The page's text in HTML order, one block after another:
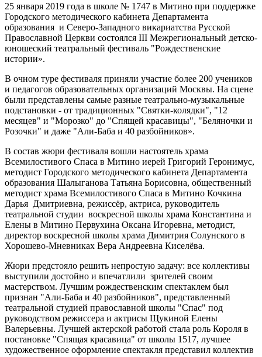
25 января 2019 года в школе № 1747 в Митино при поддержке
Городского методического кабинета Департамента
образования и Северо-Западного викариатства Русской
Православной Церкви состоялся III Межрегиональный детско-
юношеский театральный фестиваль "Рождественские
истории».
В очном туре фестиваля приняли участие более 200 учеников
и педагогов образовательных организаций Москвы. На сцене
были представлены самые разные театрально-музыкальные
подстановки - от традиционных "Святки-колядки", "12
месяцев" и "Морозко" до "Спящей красавицы", "Беляночки и
Розочки" и даже "Али-Баба и 40 разбойников».
В состав жюри фестиваля вошли настоятель храма
Всемилостивого Спаса в Митино иерей Григорий Геронимус,
методист Городского методического кабинета Департамента
образования Шалыганова Татьяна Борисовна, общественный
методист храма Всемилостивого Спаса в Митино Кочкина
Дарья Дмитриевна, режиссёр, актриса, руководитель
театральной студии воскресной школы храма Константина и
Елены в Митино Первухина Оксана Игоревна, методист,
директор воскресной школы храма Димитрия Солунского в
Хорошево-Мневниках Вера Андреевна Киселёва.
Жюри предстояло решить непростую задачу: все коллективы
выступили достойно и впечатлили зрителей своим
мастерством. Лучшим рождественским спектаклем был
признан "Али-Баба и 40 разбойников", представленный
театральной студией православной школы "Спас" под
руководством режиссера и актрисы Щукиной Елены
Валерьевны. Лучшей актерской работой стала роль Короля в
постановке "Спящая красавица" от школы 1517, лучшее
художественное оформление спектакля представил коллектив